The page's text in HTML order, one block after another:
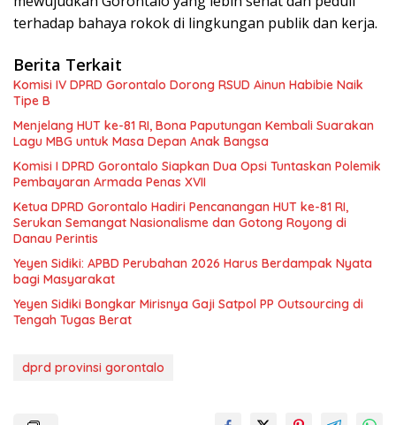
terhadap bahaya rokok di lingkungan publik dan kerja.
Berita Terkait
Komisi IV DPRD Gorontalo Dorong RSUD Ainun Habibie Naik
Tipe B
Menjelang HUT ke-81 RI, Bona Paputungan Kembali Suarakan
Lagu MBG untuk Masa Depan Anak Bangsa
Komisi I DPRD Gorontalo Siapkan Dua Opsi Tuntaskan Polemik
Pembayaran Armada Penas XVII
Ketua DPRD Gorontalo Hadiri Pencanangan HUT ke-81 RI,
Serukan Semangat Nasionalisme dan Gotong Royong di
Danau Perintis
Yeyen Sidiki: APBD Perubahan 2026 Harus Berdampak Nyata
bagi Masyarakat
Yeyen Sidiki Bongkar Mirisnya Gaji Satpol PP Outsourcing di
Tengah Tugas Berat
dprd provinsi gorontalo